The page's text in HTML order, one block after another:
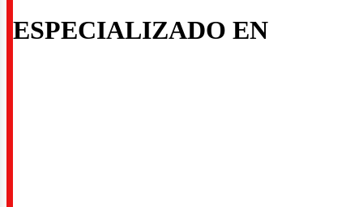
ESPECIALIZADO EN